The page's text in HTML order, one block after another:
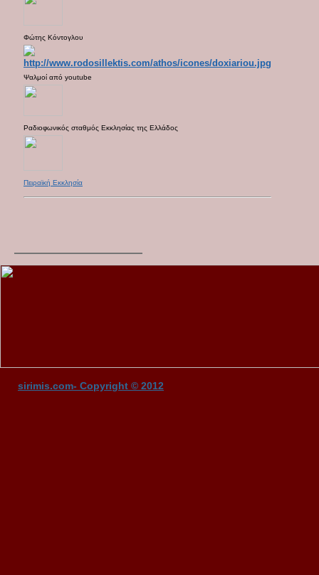
Φώτης Κόντογλου
Ψαλμοί από youtube
Ραδιοφωνικός σταθμός Εκκλησίας της Ελλάδος
Πειραϊκή Εκκλησία
sirimis.com- Copyright © 2012